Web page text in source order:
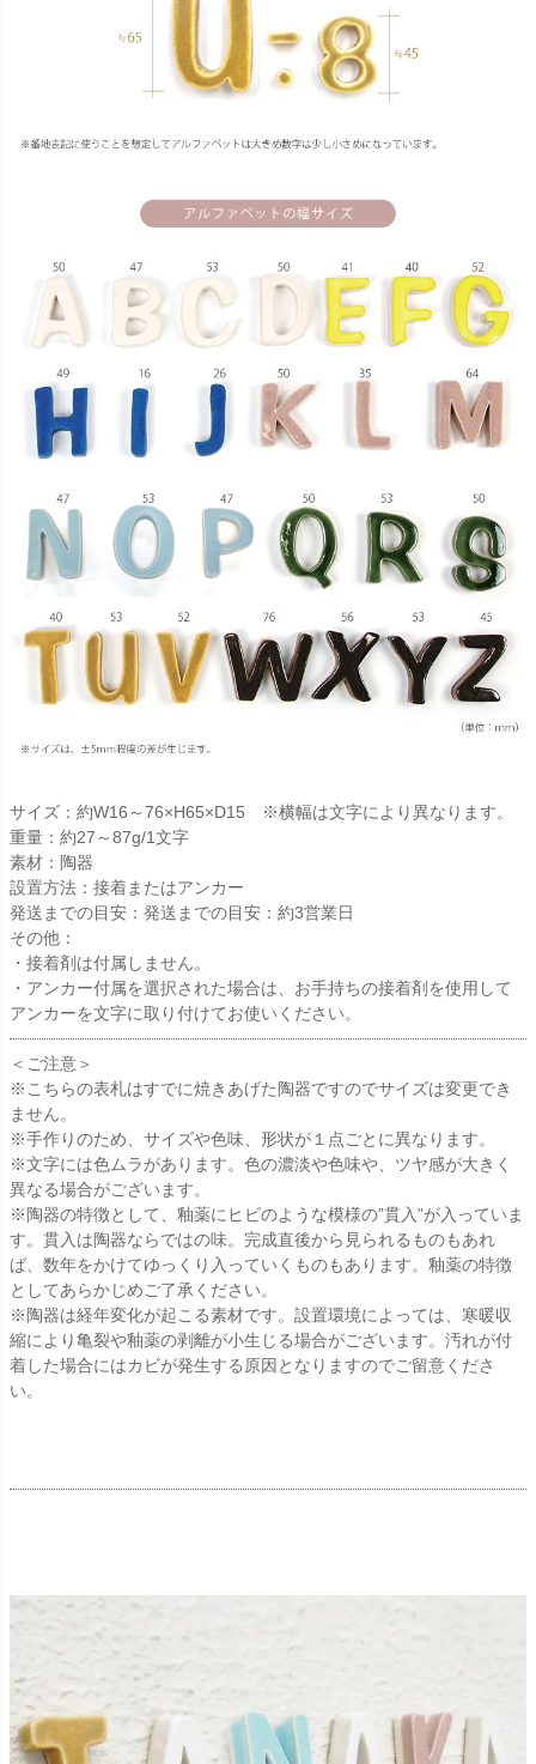
サイズ：約W16～76×H65×D15 ※横幅は文字により異なります。
重量：約27～87g/1文字
素材：陶器
設置方法：接着またはアンカー
発送までの目安：発送までの目安：約3営業日
その他：
・接着剤は付属しません。
・アンカー付属を選択された場合は、お手持ちの接着剤を使用して
アンカーを文字に取り付けてお使いください。
＜ご注意＞
※こちらの表札はすでに焼きあげた陶器ですのでサイズは変更でき
ません。
※手作りのため、サイズや色味、形状が１点ごとに異なります。
※文字には色ムラがあります。色の濃淡や色味や、ツヤ感が大きく
異なる場合がございます。
※陶器の特徴として、釉薬にヒビのような模様の”貫入”が入っていま
す。貫入は陶器ならではの味。完成直後から見られるものもあれ
ば、数年をかけてゆっくり入っていくものもあります。釉薬の特徴
としてあらかじめご了承ください。
※陶器は経年変化が起こる素材です。設置環境によっては、寒暖収
縮により亀裂や釉薬の剥離が小生じる場合がございます。汚れが付
着した場合にはカビが発生する原因となりますのでご留意くださ
い。